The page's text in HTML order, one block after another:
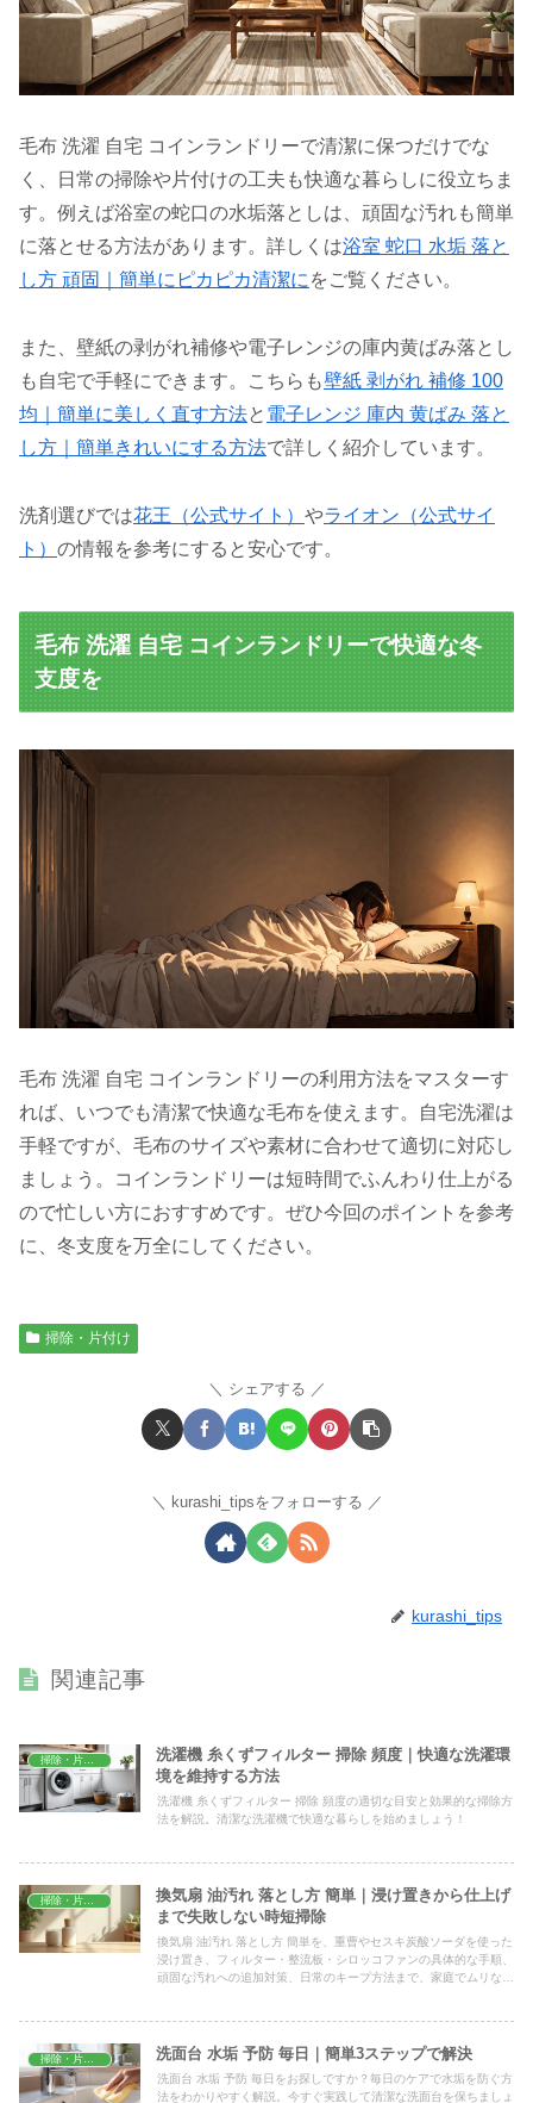
毛布 洗濯 自宅 コインランドリーで清潔に保つだけでな
く、日常の掃除や片付けの工夫も快適な暮らしに役立ちま
す。例えば浴室の蛇口の水垢落としは、頑固な汚れも簡単
に落とせる方法があります。詳しくは浴室 蛇口 水垢 落と
し方 頑固｜簡単にピカピカ清潔に をご覧ください。
また、壁紙の剥がれ補修や電子レンジの庫内黄ばみ落とし
も自宅で手軽にできます。こちらも壁紙 剥がれ 補修 100
均｜簡単に美しく直す方法と 電子レンジ 庫内 黄ばみ 落と
し方｜簡単きれいにする方法で詳しく紹介しています。
洗剤選びでは花王 （公式サイト） やライオン （公式サイ
ト） の情報を参考にすると安心です。
毛布 洗濯 自宅 コインランドリーで快適な冬
支度を
毛布 洗濯 自宅 コインランドリーの利用方法をマスターす
れば、いつでも清潔で快適な毛布を使えます。自宅洗濯は
手軽ですが、毛布のサイズや素材に合わせて適切に対応し
ましょう。コインランドリーは短時間でふんわり仕上がる
ので忙しい方におすすめです。ぜひ今回のポイントを参考
に、冬支度を万全にしてください。
掃除・片付け
シェアする
kurashi_tipsをフォローする
kurashi_tips
関連記事
掃除・片付け
洗濯機 糸くずフィルター 掃除 頻度｜快適な洗濯環
境を維持する方法
洗濯機 糸くずフィルター 掃除 頻度の適切な目安と効果的な掃除方
法を解説。清潔な洗濯機で快適な暮らしを始めましょう！
掃除・片付け
換気扇 油汚れ 落とし方 簡単｜浸け置きから仕上げ
まで失敗しない時短掃除
換気扇 油汚れ 落とし方 簡単を、重曹やセスキ炭酸ソーダを使った
浸け置き、フィルター・整流板・シロッコファンの具体的な手順、
頑固な汚れへの追加対策、日常のキープ方法まで、家庭でムリなく
洗面台 水垢 予防 毎日｜簡単3ステップで解決
洗面台 水垢 予防 毎日をお探しですか？毎日のケアで水垢を防ぐ方
法をわかりやすく解説。今すぐ実践して清潔な洗面台を保ちましょ